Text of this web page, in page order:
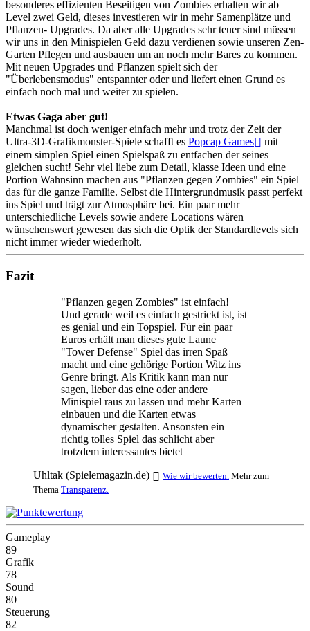
besonderes effizienten Beseitigen von Zombies erhalten wir ab
Level zwei Geld, dieses investieren wir in mehr Samenplätze und
Pflanzen- Upgrades. Da aber alle Upgrades sehr teuer sind müssen
wir uns in den Minispielen Geld dazu verdienen sowie unseren Zen-
Garten Pflegen und ausbauen um an noch mehr Bares zu kommen.
Mit neuen Upgrades und Pflanzen spielt sich der
"Überlebensmodus" entspannter oder und liefert einen Grund es
einfach noch mal und weiter zu spielen.
Etwas Gaga aber gut!
Manchmal ist doch weniger einfach mehr und trotz der Zeit der
Ultra-3D-Grafikmonster-Spiele schafft es Popcap Games
mit
einem simplen Spiel einen Spielspaß zu entfachen der seines
gleichen sucht! Sehr viel liebe zum Detail, klasse Ideen und eine
Portion Wahnsinn machen aus "Pflanzen gegen Zombies" ein Spiel
das für die ganze Familie. Selbst die Hintergrundmusik passt perfekt
ins Spiel und trägt zur Atmosphäre bei. Ein paar mehr
unterschiedliche Levels sowie andere Locations wären
wünschenswert gewesen das sich die Optik der Standardlevels sich
nicht immer wieder wiederholt.
Fazit
"Pflanzen gegen Zombies" ist einfach!
Und gerade weil es einfach gestrickt ist, ist
es genial und ein Topspiel. Für ein paar
Euros erhält man dieses gute Laune
"Tower Defense" Spiel das irren Spaß
macht und eine gehörige Portion Witz ins
Genre bringt. Als Kritik kann man nur
sagen, lieber das eine oder andere
Minispiel raus zu lassen und mehr Karten
einbauen und die Karten etwas
dynamischer gestalten. Ansonsten ein
richtig tolles Spiel das schlicht aber
trotzdem interessantes bietet
Uhltak (Spielemagazin.de)
Wie wir bewerten. Mehr zum
Thema Transparenz.
Gameplay
89
Grafik
78
Sound
80
Steuerung
82